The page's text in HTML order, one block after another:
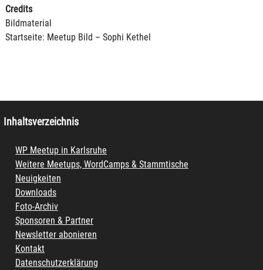
Credits
Bildmaterial
Startseite: Meetup Bild – Sophi Kethel
Inhaltsverzeichnis
WP Meetup in Karlsruhe
Weitere Meetups, WordCamps & Stammtische
Neuigkeiten
Downloads
Foto-Archiv
Sponsoren & Partner
Newsletter abonieren
Kontakt
Datenschutzerklärung